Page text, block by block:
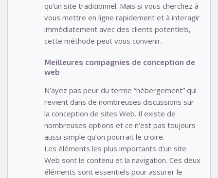
qu’un site traditionnel. Mais si vous cherchez à
vous mettre en ligne rapidement et à interagir
immédiatement avec des clients potentiels,
cette méthode peut vous convenir.
Meilleures compagnies de conception de
web
N’ayez pas peur du terme “hébergement” qui
revient dans de nombreuses discussions sur
la conception de sites Web. Il existe de
nombreuses options et ce n’est pas toujours
aussi simple qu’on pourrait le croire.
Les éléments les plus importants d’un site
Web sont le contenu et la navigation. Ces deux
éléments sont essentiels pour assurer le